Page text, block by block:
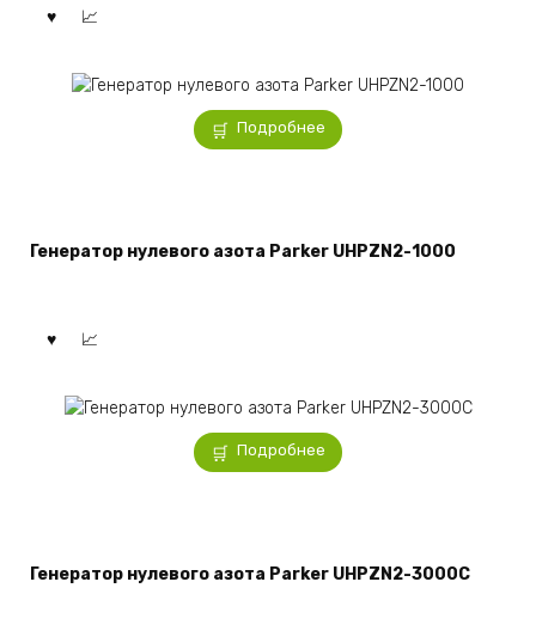
Подробнее
Генератор нулевого азота Parker UHPZN2-1000
Подробнее
Генератор нулевого азота Parker UHPZN2-3000C